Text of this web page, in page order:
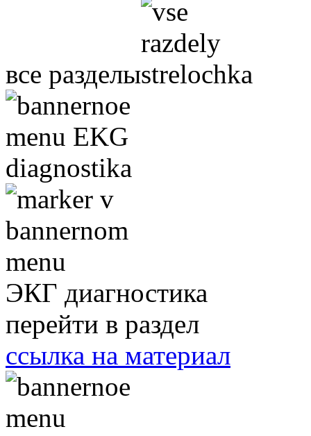
все разделы
ЭКГ диагностика
перейти в раздел
ссылка на материал